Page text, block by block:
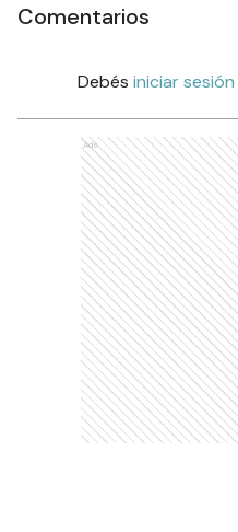
Comentarios
Debés iniciar sesión
Ads